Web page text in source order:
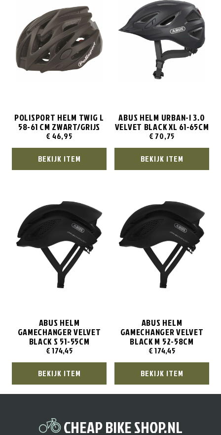
POLISPORT HELM TWIG L
58-61 CM ZWART/GRIJS
€ 46,95
BEKIJK ITEM
ABUS HELM URBAN-I 3.0
VELVET BLACK XL 61-65CM
€ 70,75
BEKIJK ITEM
ABUS HELM
GAMECHANGER VELVET
BLACK S 51-55CM
€174,45
BEKIJK ITEM
ABUS HELM
GAMECHANGER VELVET
BLACK M 52-58CM
€174,45
BEKIJK ITEM
CHEAP BIKE SHOP.NL